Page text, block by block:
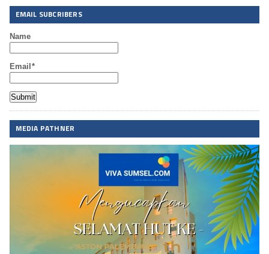
EMAIL SUBCRIBERS
Name
Email*
MEDIA PATHNER